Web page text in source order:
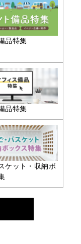
品特集
品特集
ケット・収納ボ